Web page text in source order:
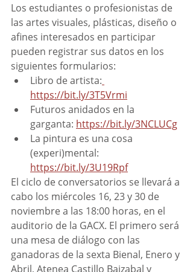
Los estudiantes o profesionistas de
las artes visuales, plásticas, diseño o
afines interesados en participar
pueden registrar sus datos en los
siguientes formularios:
Libro de artista:
https://bit.ly/3T5Vrmi
Futuros anidados en la
garganta: https://bit.ly/3NCLUCg
La pintura es una cosa
(experi)mental:
https://bit.ly/3U19Rpf
El ciclo de conversatorios se llevará a
cabo los miércoles 16, 23 y 30 de
noviembre a las 18:00 horas, en el
auditorio de la GACX. El primero será
una mesa de diálogo con las
ganadoras de la sexta Bienal, Enero y
Abril, Atenea Castillo Baizabal y